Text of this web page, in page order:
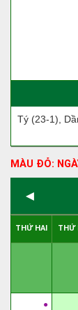
Tý (23-1),
MÀU ĐỎ:
◄
THỨ HAI THỨ
●